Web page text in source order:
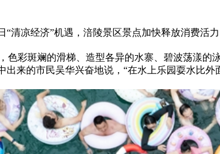
清凉经济”机遇，涪陵景区景点加快释放消费活力
色彩斑斓的滑梯、造型各异的水寨、碧波荡漾
出来的市民吴华兴奋地说，“在水上乐园耍水比